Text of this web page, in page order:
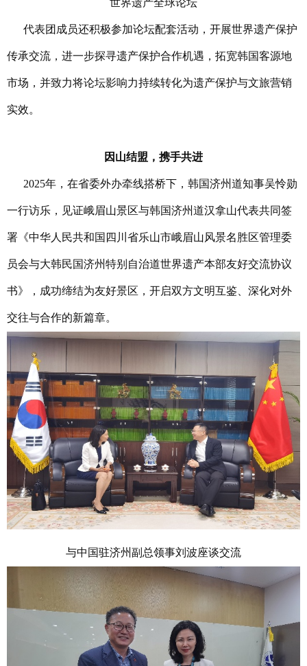
代表团成员还积极参加论坛配套活动，开展世界遗产保护
传承交流，进一步探寻遗产保护合作机遇，拓宽韩国客源地
市场，并致力将论坛影响力持续转化为遗产保护与文旅营销
实效。
因山结盟，携手共进
2025年，在省委外办牵线搭桥下，韩国济州道知事吴怜勋
一行访乐，见证峨眉山景区与韩国济州道汉拿山代表共同签
署《中华人民共和国四川省乐山市峨眉山风景名胜区管理委
员会与大韩民国济州特别自治道世界遗产本部友好交流协议
书》， 成功缔结为友好景区，开启双方文明互鉴、深化对外
交往与合作的新篇章。
与中国驻济州副总领事刘波座谈交流